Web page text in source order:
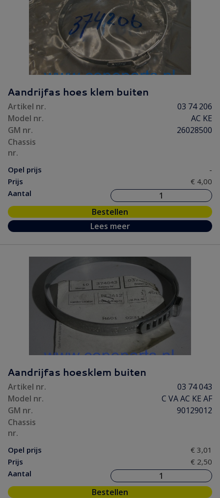
Aandrijfas hoes klem buiten
Artikel nr.
03 74 206
Model nr.
AC KE
GM nr.
26028500
Chassis
nr.
Opel prijs
-
Prijs
€ 4,00
Aantal
Bestellen
Lees meer
Aandrijfas hoesklem buiten
Artikel nr.
03 74 043
Model nr.
C VA AC KE AF
GM nr.
90129012
Chassis
nr.
Opel prijs
€ 3,01
Prijs
€ 2,50
Aantal
Bestellen